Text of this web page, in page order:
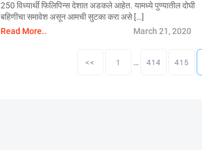
250 विध्यार्थी फिलिपिन्स देशात अडकले आहेत. यामध्ये पुण्यातील दोघी
बहिणीचा समावेश असून आमची सुटका करा असे […]
Read More..
March 21, 2020
<< 1 … 414 415